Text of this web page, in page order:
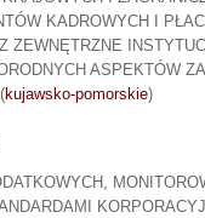
KADROWYCH I
ZEWNĘTRZNE
ASPEKTÓW
kujawsko-pomorskie)